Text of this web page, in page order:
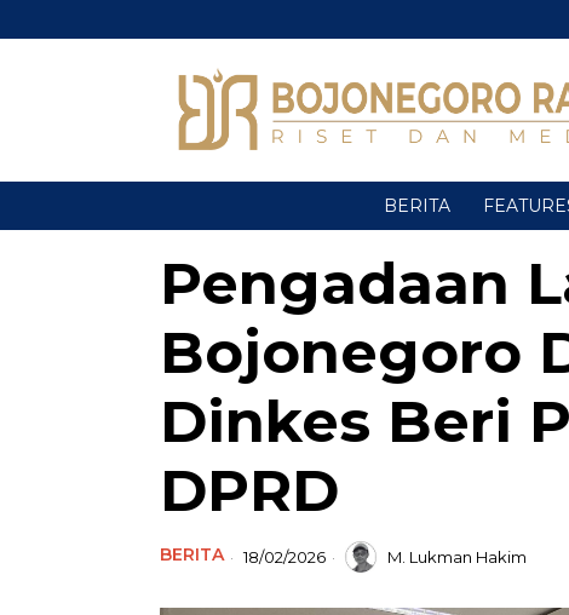
BERITA
Pengadaan
Bojonegoro
Dinkes Beri
DPRD
BERITA 18/02/2026 M. Lukman Hakim